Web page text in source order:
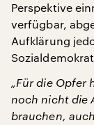
Perspektive
verfügbar,
Aufklärung
„Für die Opfer
noch nicht die
brauchen,